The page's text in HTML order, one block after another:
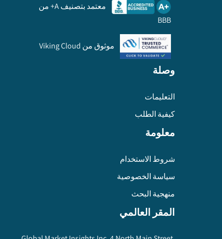
معتمد بتصنيف A+ من
BBB
موثوق من Viking Cloud
وصلة
التعليمات
كيفية الطلب
معلومة
شروط الاستخدام
سياسة الخصوصية
منهجية البحث
المقر العالمي